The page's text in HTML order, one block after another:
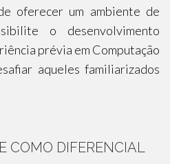
oferecer um ambiente de
o desenvolvimento
prévia em Computação
aqueles familiarizados
COMO DIFERENCIAL